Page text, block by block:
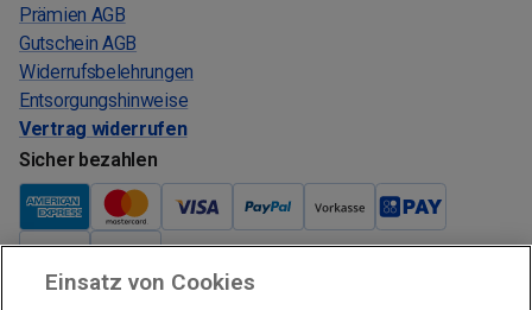
Prämien AGB
Gutschein AGB
Widerrufsbelehrungen
Entsorgungshinweise
Vertrag widerrufen
Sicher bezahlen
Verkauf und Versand
Einsatz von Cookies